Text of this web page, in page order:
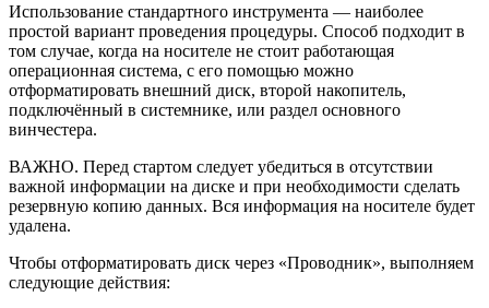
Использование стандартного инструмента — наиболее
простой вариант проведения процедуры. Способ подходит в
том случае, когда на носителе не стоит работающая
операционная система, с его помощью можно
отформатировать внешний диск, второй накопитель,
подключённый в системнике, или раздел основного
винчестера.
ВАЖНО. Перед стартом следует убедиться в отсутствии
важной информации на диске и при необходимости сделать
резервную копию данных. Вся информация на носителе будет
удалена.
Чтобы отформатировать диск через «Проводник», выполняем
следующие действия: